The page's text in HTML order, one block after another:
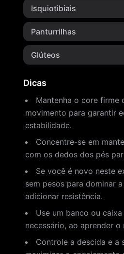
Isquiotibiais
Panturrilhas
Glúteos
Dicas
Mantenha o core firme
movimento para garantir
estabilidade.
Concentre-se em
com os dedos dos pés
Se você é novo neste
sem pesos para dominar
adicionar resistência.
Use um banco ou
necessário, ao aprender o
Controle a descida e a